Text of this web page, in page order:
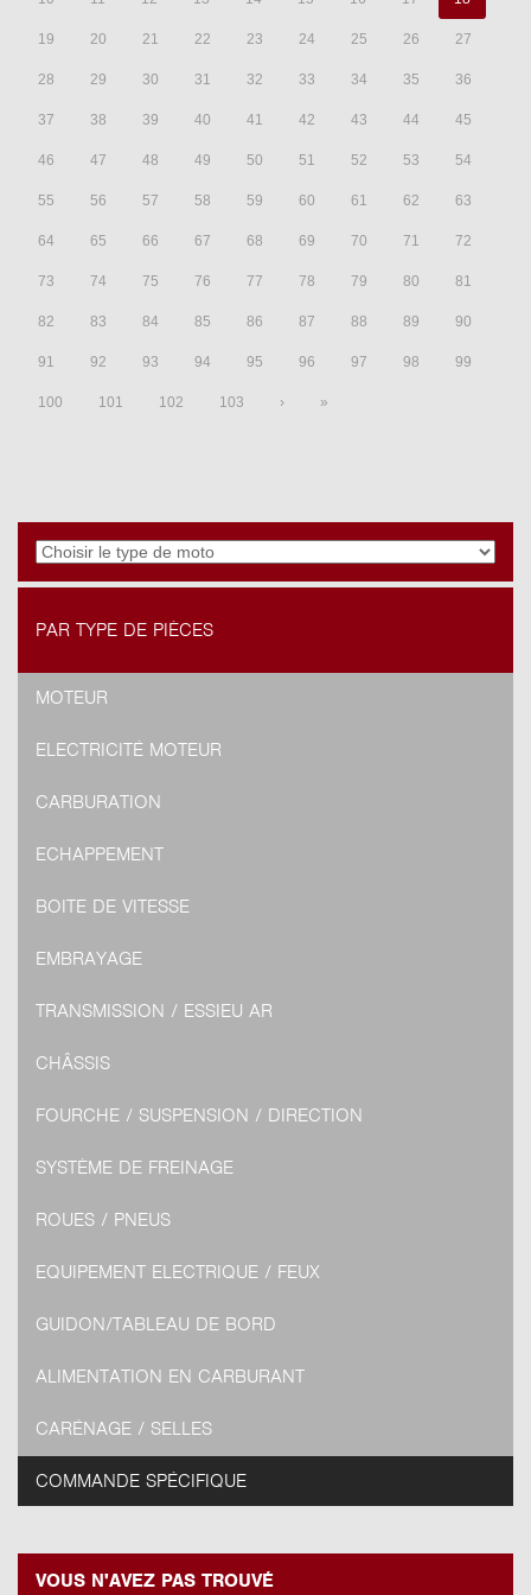
19 20 21 22 23 24 25 26 27
28 29 30 31 32 33 34 35 36
37 38 39 40 41 42 43 44 45
46 47 48 49 50 51 52 53 54
55 56 57 58 59 60 61 62 63
64 65 66 67 68 69 70 71 72
73 74 75 76 77 78 79 80 81
82 83 84 85 86 87 88 89 90
91 92 93 94 95 96 97 98 99
100 101 102 103 › »
PAR TYPE DE PIÈCES
MOTEUR
ELECTRICITÉ MOTEUR
CARBURATION
ECHAPPEMENT
BOITE DE VITESSE
EMBRAYAGE
TRANSMISSION / ESSIEU AR
CHÂSSIS
FOURCHE / SUSPENSION / DIRECTION
SYSTÈME DE FREINAGE
ROUES / PNEUS
EQUIPEMENT ELECTRIQUE / FEUX
GUIDON/TABLEAU DE BORD
ALIMENTATION EN CARBURANT
CARÉNAGE / SELLES
COMMANDE SPÉCIFIQUE
VOUS N'AVEZ PAS TROUVÉ